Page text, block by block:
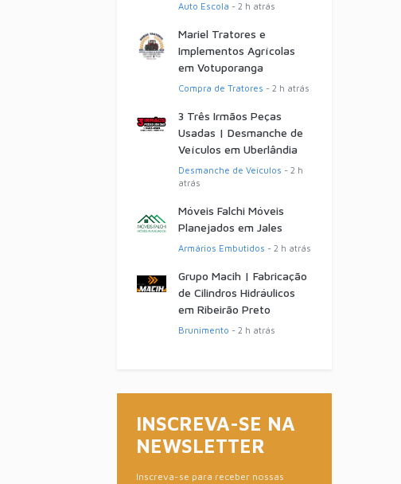
Auto Escola - 2 h atrás
Mariel Tratores e
Implementos Agrícolas
em Votuporanga
Compra de Tratores - 2 h atrás
3 Três Irmãos Peças
Usadas | Desmanche de
Veículos em Uberlândia
Desmanche de Veículos - 2 h
atrás
Móveis Falchi Móveis
Planejados em Jales
Armários Embutidos - 2 h atrás
Grupo Macih | Fabricação
de Cilindros Hidráulicos
em Ribeirão Preto
Brunimento - 2 h atrás
INSCREVA-SE NA
NEWSLETTER
Inscreva-se para receber nossas